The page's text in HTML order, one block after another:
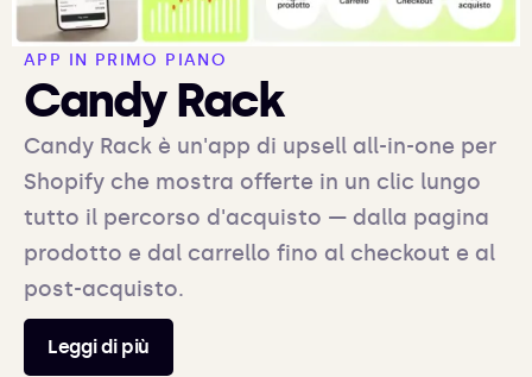
APP IN PRIMO PIANO
Candy Rack
Candy Rack è un'app di upsell all-in-one per
Shopify che mostra offerte in un clic lungo
tutto il percorso d'acquisto — dalla pagina
prodotto e dal carrello fino al checkout e al
post-acquisto.
Leggi di più